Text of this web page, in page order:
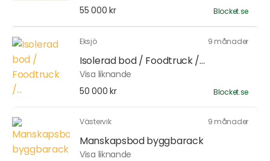
55 000 kr
Blocket.se
Eksjö 9 månader
Isolerad bod / Foodtruck /...
Visa liknande
50 000 kr
Blocket.se
Västervik 9 månader
Manskapsbod byggbarack
Visa liknande